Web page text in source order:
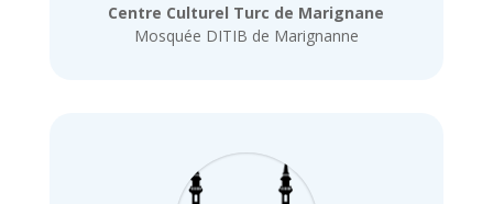
Centre Culturel Turc de Marignane
Mosquée DITIB de Marignanne